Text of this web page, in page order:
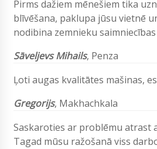
Pirms dažiem mēnešiem tika
blīvēšana, paklupa jūsu vietnē
nodibina zemnieku
Sāveljevs Mihails, Penza
Ļoti augas kvalitātes mašinas,
Gregorijs, Makhachkala
Saskaroties ar problēmu atrast
Tagad mūsu ražošanā viss